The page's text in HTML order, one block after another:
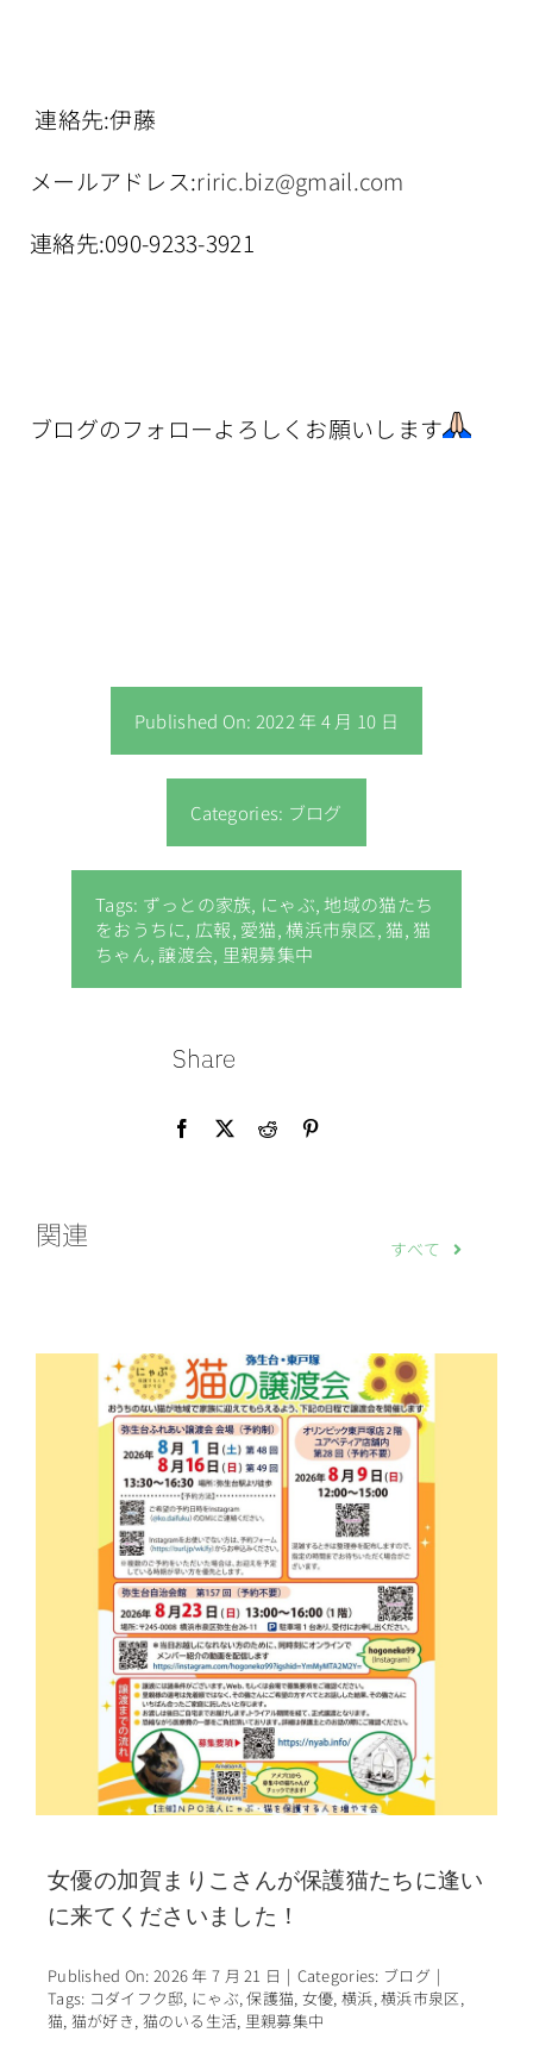
連絡先:伊藤
メールアドレス:riric.biz@gmail.com
連絡先:090-9233-3921
ブログのフォローよろしくお願いします
Published On: 2022 年 4 月 10 日
Categories: ブログ
Tags: ずっとの家族, にゃぶ,地域の猫たち
をおうちに, 広報, 愛猫,横浜市泉区, 猫, 猫
ちゃん,譲渡会, 里親募集中
Share
関連 すべて
女優の加賀まりこさんが保護猫たちに逢い
に来てくださいました！
Published On: 2026 年 7 月 21 日 | Categories: ブログ |
Tags: コダイフク邸, にゃぶ,保護猫, 女優,横浜,横浜市泉区,
猫, 猫が好き, 猫のいる生活, 里親募集中